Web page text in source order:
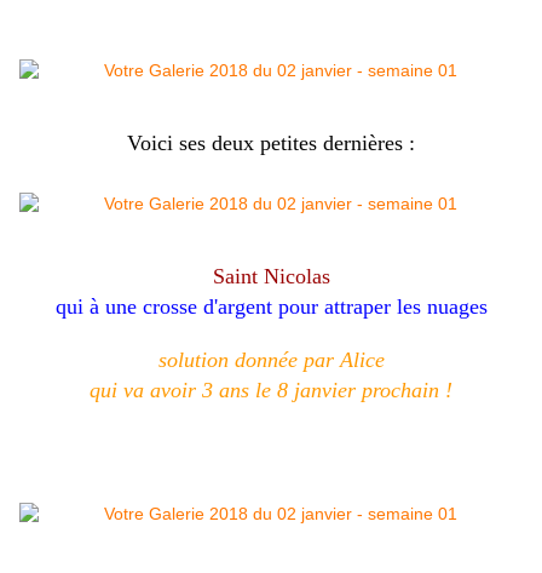
Voici ses deux petites dernières :
Saint Nicolas
qui à une crosse d'argent pour attraper les nuages
solution donnée par Alice
qui va avoir 3 ans le 8 janvier prochain !